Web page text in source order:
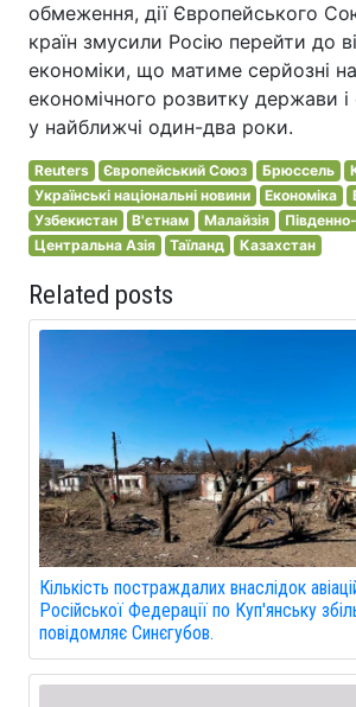
обмеження, дії Європейського
країн змусили Росію перейти до
економіки, що матиме серйозні
економічного розвитку держави
у найближчі один-два роки.
Reuters Європейський Союз Брюссель
Українські національні новини
Економіка
Узбекистан
В'єтнам Малайзія
Центральна Азія
Таїланд Казахстан
Related posts
Кількість постраждалих внаслідок
Російської Федерації по Куп'янську
повідомляє Синєгубов.